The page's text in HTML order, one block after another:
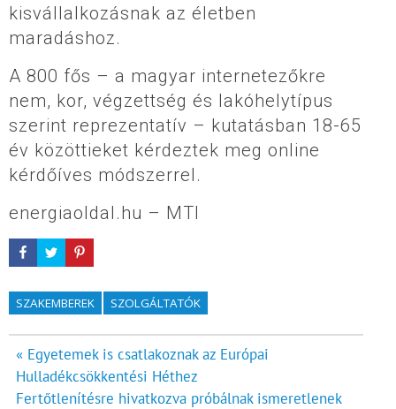
kisvállalkozásnak az életben
maradáshoz.
A 800 fős – a magyar internetezőkre
nem, kor, végzettség és lakóhelytípus
szerint reprezentatív – kutatásban 18-65
év közöttieket kérdeztek meg online
kérdőíves módszerrel.
energiaoldal.hu – MTI
SZAKEMBEREK SZOLGÁLTATÓK
Bejegyzés
navigáció
« Egyetemek is csatlakoznak az Európai
Hulladékcsökkentési Héthez
Fertőtlenítésre hivatkozva próbálnak ismeretlenek